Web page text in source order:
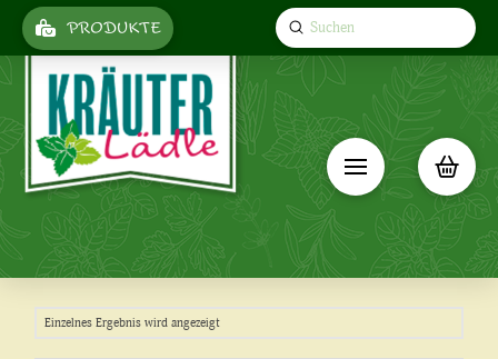
PRODUKTE Search
Submit
Einzelnes Ergebnis wird angezeigt